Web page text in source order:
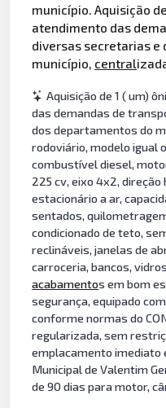
município. Aquisição
atendimento das
diversas secretarias e
município, central
Aquisição de 1 ( um)
das demandas de
dos departamentos do
rodoviário, modelo igual
combustível diesel,
225 cv, eixo 4x2,
estacionário a ar,
sentados,
condicionado de teto,
reclináveis, janelas de
carroceria, bancos,
acabamentos em bom
segurança, equipado
conforme normas do
regularizada, sem
emplacamento imediato
Municipal de Valentim
de 90 dias para motor,